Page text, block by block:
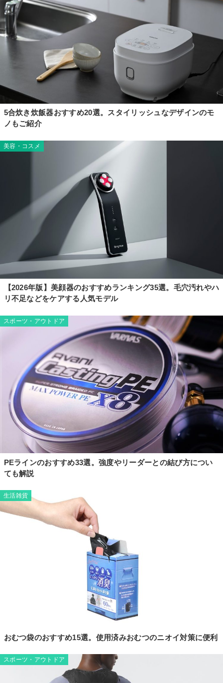
5合炊き炊飯器おすすめ20選。スタイリッシュなデザインのモ
ノもご紹介
美容・コスメ
【2026年版】美顔器のおすすめランキング35選。毛穴汚れやハ
リ不足などをケアする人気モデル
スポーツ・アウトドア
PEラインのおすすめ33選。強度やリーダーとの結び方につい
ても解説
生活雑貨
おむつ袋のおすすめ15選。使用済みおむつのニオイ対策に便利
スポーツ・アウトドア